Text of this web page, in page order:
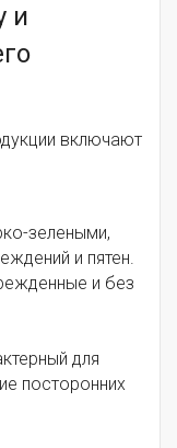
и
включают
зелеными,
и пятен.
и без
для
посторонних